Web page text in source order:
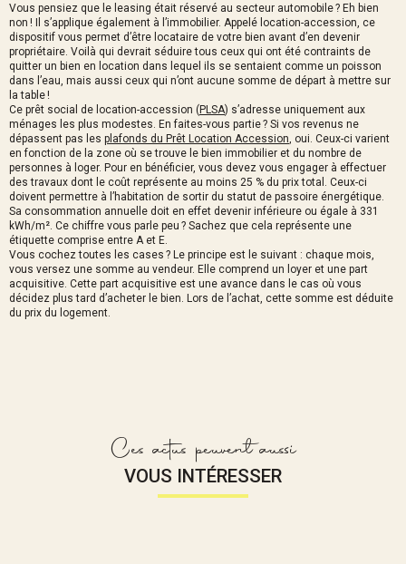
Vous pensiez que le leasing était réservé au secteur automobile ? Eh bien
non ! Il s’applique également à l’immobilier. Appelé location-accession, ce
dispositif vous permet d’être locataire de votre bien avant d’en devenir
propriétaire. Voilà qui devrait séduire tous ceux qui ont été contraints de
quitter un bien en location dans lequel ils se sentaient comme un poisson
dans l’eau, mais aussi ceux qui n’ont aucune somme de départ à mettre sur
la table !
Ce prêt social de location-accession (PLSA) s’adresse uniquement aux
ménages les plus modestes. En faites-vous partie ? Si vos revenus ne
dépassent pas les plafonds du Prêt Location Accession , oui. Ceux-ci varient
en fonction de la zone où se trouve le bien immobilier et du nombre de
personnes à loger. Pour en bénéficier, vous devez vous engager à effectuer
des travaux dont le coût représente au moins 25 % du prix total. Ceux-ci
doivent permettre à l’habitation de sortir du statut de passoire énergétique.
Sa consommation annuelle doit en effet devenir inférieure ou égale à 331
kWh/m². Ce chiffre vous parle peu ? Sachez que cela représente une
étiquette comprise entre A et E.
Vous cochez toutes les cases ? Le principe est le suivant : chaque mois,
vous versez une somme au vendeur. Elle comprend un loyer et une part
acquisitive. Cette part acquisitive est une avance dans le cas où vous
décidez plus tard d’acheter le bien. Lors de l’achat, cette somme est déduite
du prix du logement.
Ces actus peuvent aussi
VOUS INTÉRESSER